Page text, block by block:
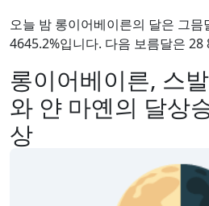
롱이어베이른, 스
와 얀 마옌의 달상
상
오늘 밤 롱이어베이른의 달은 그믐
4645.2%입니다. 다음 보름달은